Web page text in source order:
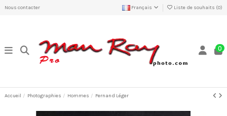
Nous contacter Français Liste de souhaits (0)
0
Accueil Photographies Hommes Fernand Léger